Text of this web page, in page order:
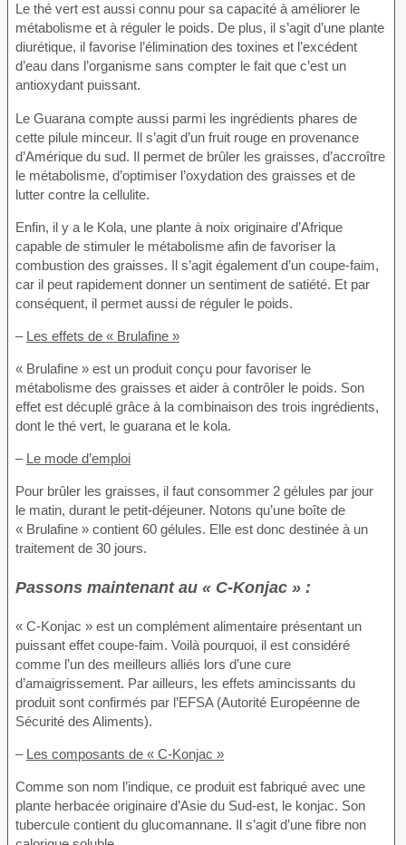
Le thé vert est aussi connu pour sa capacité à améliorer le
métabolisme et à réguler le poids. De plus, il s’agit d’une plante
diurétique, il favorise l’élimination des toxines et l’excédent
d’eau dans l’organisme sans compter le fait que c’est un
antioxydant puissant.
Le Guarana compte aussi parmi les ingrédients phares de
cette pilule minceur. Il s’agit d’un fruit rouge en provenance
d’Amérique du sud. Il permet de brûler les graisses, d’accroître
le métabolisme, d’optimiser l’oxydation des graisses et de
lutter contre la cellulite.
Enfin, il y a le Kola, une plante à noix originaire d’Afrique
capable de stimuler le métabolisme afin de favoriser la
combustion des graisses. Il s’agit également d’un coupe-faim,
car il peut rapidement donner un sentiment de satiété. Et par
conséquent, il permet aussi de réguler le poids.
– Les effets de « Brulafine »
« Brulafine » est un produit conçu pour favoriser le
métabolisme des graisses et aider à contrôler le poids. Son
effet est décuplé grâce à la combinaison des trois ingrédients,
dont le thé vert, le guarana et le kola.
– Le mode d’emploi
Pour brûler les graisses, il faut consommer 2 gélules par jour
le matin, durant le petit-déjeuner. Notons qu’une boîte de
« Brulafine » contient 60 gélules. Elle est donc destinée à un
traitement de 30 jours.
Passons maintenant au « C-Konjac » :
« C-Konjac » est un complément alimentaire présentant un
puissant effet coupe-faim. Voilà pourquoi, il est considéré
comme l’un des meilleurs alliés lors d’une cure
d’amaigrissement. Par ailleurs, les effets amincissants du
produit sont confirmés par l’EFSA (Autorité Européenne de
Sécurité des Aliments).
– Les composants de « C-Konjac »
Comme son nom l’indique, ce produit est fabriqué avec une
plante herbacée originaire d’Asie du Sud-est, le konjac. Son
tubercule contient du glucomannane. Il s’agit d’une fibre non